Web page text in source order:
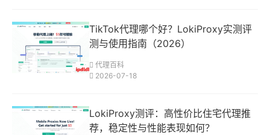
TikTok代理哪个好？LokiProxy实测评
测与使用指南（2026）
代理百科
2026-07-18
LokiProxy测评：高性价比住宅代理推
荐，稳定性与性能表现如何？